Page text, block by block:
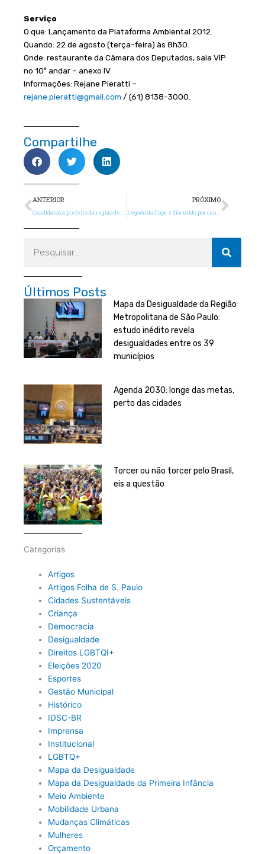
Serviço
O que: Lançamento da Plataforma Ambiental 2012.
Quando: 22 de agosto (terça-feira) às 8h30.
Onde: restaurante da Câmara dos Deputados, sala VIP
no 10º andar – anexo IV.
Informações: Rejane Pieratti –
rejane.pieratti@gmail.com / (61) 8138-3000.
Compartilhe
Anterior
ANTERIOR
Candidatos a prefeito da região de Campinas assinam compromisso sustentável
PRÓXIMO
Legado da Copa é discutido por candidatos a prefeito do Recife
Últimos Posts
Mapa da Desigualdade da Região
Metropolitana de São Paulo:
estudo inédito revela
desigualdades entre os 39
municípios
Agenda 2030: longe das metas,
perto das cidades
Torcer ou não torcer pelo Brasil,
eis a questão
Categorias
Artigos
Artigos Folha de S. Paulo
Cidades Sustentáveis
Criança
Democracia
Desigualdade
Direitos LGBTQI+
Eleições 2020
Esportes
Gestão Municipal
Histórico
IDSC-BR
Imprensa
Institucional
LGBTQ+
Mapa da Desigualdade
Mapa da Desigualdade da Primeira Infância
Meio Ambiente
Mobilidade Urbana
Mudanças Climáticas
Mulheres
Orçamento